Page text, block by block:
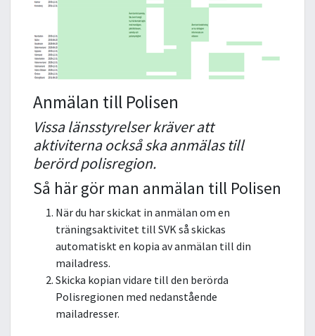
Anmälan till Polisen
Vissa länsstyrelser kräver att
aktiviterna också ska anmälas till
berörd polisregion.
Så här gör man anmälan till Polisen
När du har skickat in anmälan om en
träningsaktivitet till SVK så skickas
automatiskt en kopia av anmälan till din
mailadress.
Skicka kopian vidare till den berörda
Polisregionen med nedanstående
mailadresser.